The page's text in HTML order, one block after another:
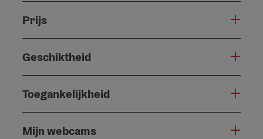
Prijs
Geschiktheid
Toegankelijkheid
Mijn webcams